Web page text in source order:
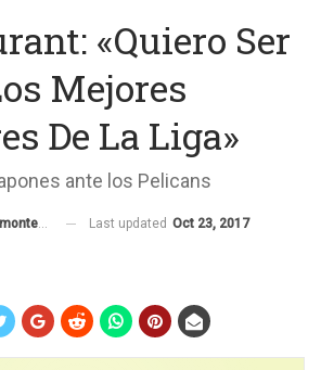
«Quiero Ser
Mejores
De La Liga»
ante los Pelicans
García Last updated Oct 23, 2017